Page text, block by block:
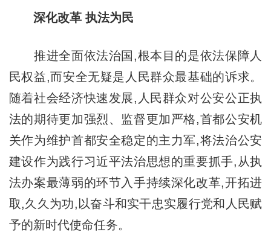
深化改革 执法为民
推进全面依法治国,根本目的是依法保障人
民权益,而安全无疑是人民群众最基础的诉求。
随着社会经济快速发展,人民群众对公安公正执
法的期待更加强烈、监督更加严格,首都公安机
关作为维护首都安全稳定的主力军,将法治公安
建设作为践行习近平法治思想的重要抓手,从执
法办案最薄弱的环节入手持续深化改革,开拓进
取,久久为功,以奋斗和实干忠实履行党和人民赋
予的新时代使命任务。